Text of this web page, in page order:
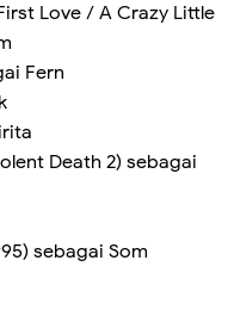
Love / A Crazy Little
Fern
Death 2) sebagai
sebagai Som